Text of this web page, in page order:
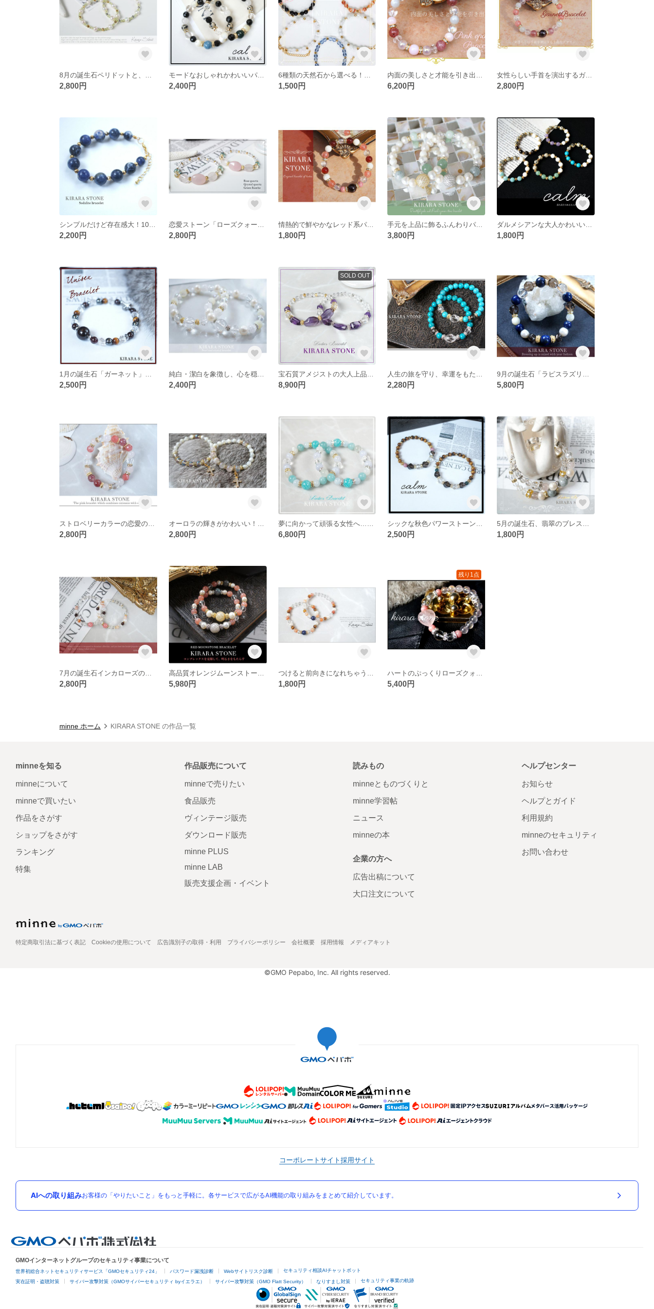
2,800円
モードなおしゃれかわいいパワーストーンブレスレット
2,400円 1,500円 6,200円
女性らしい手首を演出するガーネットのブレスレット
2,800円
2,200円 2,800円
情熱的で鮮やかなレッド系パワーストーンのブレスレット
1,800円 3,800円 1,800円
2,500円 2,400円
SOLD OUT
8,900円 2,280円 5,800円
2,800円 2,800円 6,800円 2,500円 1,800円
2,800円 5,980円 1,800円
残り1点
5,400円
minne ホーム KIRARA STONE の作品一覧
minneを知る
minneについて
minneで買いたい
作品をさがす
ショップをさがす
ランキング
特集
作品販売について
minneで売りたい
食品販売
ヴィンテージ販売
ダウンロード販売
minne PLUS
minne LAB
販売支援企画・イベント
読みもの
minneとものづくりと
minne学習帖
ニュース
minneの本
企業の方へ
広告出稿について
大口注文について
ヘルプセンター
お知らせ
ヘルプとガイド
利用規約
minneのセキュリティ
お問い合わせ
特定商取引法に基づく表記 Cookieの使用について 広告識別子の取得・利用 プライバシーポリシー 会社概要 採用情報 メディアキット
©GMO Pepabo, Inc. All rights reserved.
コーポレートサイト採用サイト
AIへの取り組みお客様の「やりたいこと」をもっと手軽に。各サービスで広がるAI機能の取り組みをまとめて紹介しています。
GMOインターネットグループのセキュリティ事業について
世界初総合ネットセキュリティサービス「GMOセキュリティ24」 パスワード漏洩診断 Webサイトリスク診断 セキュリティ相談AIチャットボット
実在証明・盗聴対策 サイバー攻撃対策（GMOサイバーセキュリティ byイエラエ） サイバー攻撃対策（GMO Flatt Security） なりすまし対策 セキュリティ事業の軌跡